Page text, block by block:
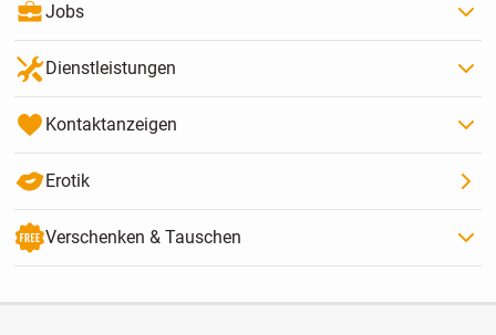
Jobs
Dienstleistungen
Kontaktanzeigen
Erotik
Verschenken & Tauschen